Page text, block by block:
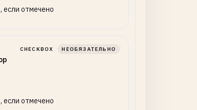
если отмечено
CHECKBOX НЕОБЯЗАТЕЛЬНО
если отмечено